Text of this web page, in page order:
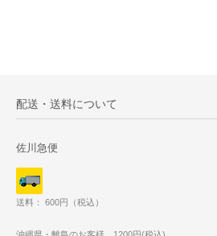
配送・送料について
佐川急便
送料： 600円（税込）